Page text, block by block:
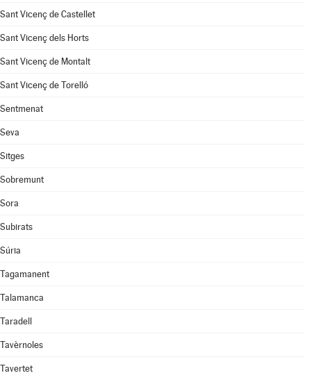
Sant Vicenç de Castellet
Sant Vicenç dels Horts
Sant Vicenç de Montalt
Sant Vicenç de Torelló
Sentmenat
Seva
Sitges
Sobremunt
Sora
Subirats
Súria
Tagamanent
Talamanca
Taradell
Tavèrnoles
Tavertet